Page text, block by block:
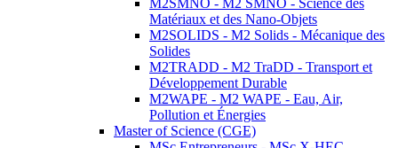
M2SMNO - M2 SMNO - Science des
Matériaux et des Nano-Objets
M2SOLIDS - M2 Solids - Mécanique des
Solides
M2TRADD - M2 TraDD - Transport et
Développement Durable
M2WAPE - M2 WAPE - Eau, Air,
Pollution et Énergies
Master of Science (CGE)